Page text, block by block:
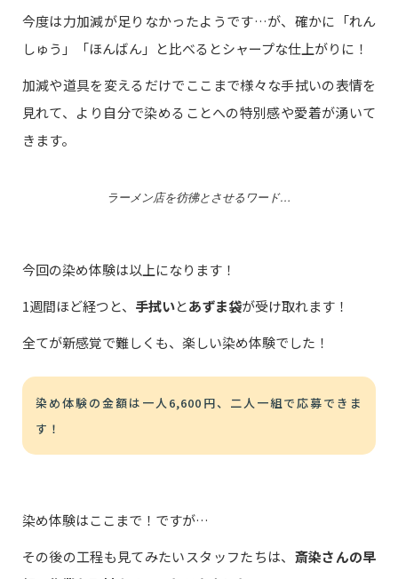
今度は力加減が足りなかったようです…が、確かに「れん
しゅう」「ほんばん」と比べるとシャープな仕上がりに！
加減や道具を変えるだけでここまで様々な手拭いの表情を
見れて、より自分で染めることへの特別感や愛着が湧いて
きます。
‍ラーメン店を彷彿とさせるワード…
今回の染め体験は以上になります！
1週間ほど経つと、 手拭いとあずま袋が受け取れます！
全てが新感覚で難しくも、楽しい染め体験でした！
染め体験の金額は一人6,600円、二人一組で応募できま
す！
染め体験はここまで！ですが…
その後の工程も見てみたいスタッフたちは、 斎染さんの早